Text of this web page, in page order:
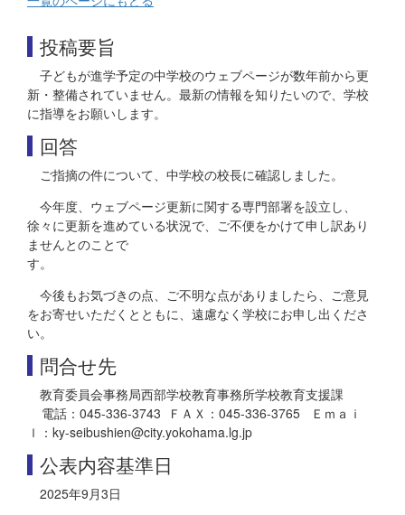
投稿要旨
子どもが進学予定の中学校のウェブページが数年前から更
新・整備されていません。最新の情報を知りたいので、学校
に指導をお願いします。
回答
ご指摘の件について、中学校の校長に確認しました。
今年度、ウェブページ更新に関する専門部署を設立し、
徐々に更新を進めている状況で、ご不便をかけて申し訳あり
ませんとのことで
今後もお気づきの点、ご不明な点がありましたら、ご意見
をお寄せいただくとともに、遠慮なく学校にお申し出くださ
い。
問合せ先
教育委員会事務局西部学校教育事務所学校教育支援課
電話：045-336-3743 ＦＡＸ：045-336-3765 Ｅｍａｉ
ｌ：ky-seibushien@city.yokohama.lg.jp
公表内容基準日
2025年9月3日